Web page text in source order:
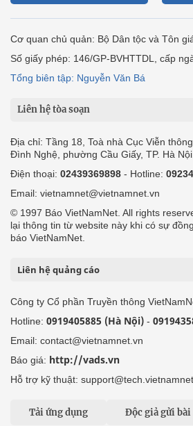
Cơ quan chủ quản: Bộ Dân tộc và Tôn
Số giấy phép: 146/GP-BVHTTDL, cấp
Tổng biên tập: Nguyễn Văn Bá
Liên hệ tòa soạn
Địa chỉ: Tầng 18, Toà nhà Cục Viễn
Đình Nghệ, phường Cầu Giấy, TP. Hà Nội.
Điện thoại: 02439369898 - Hotline:
Email: vietnamnet@vietnamnet.vn
© 1997 Báo VietNamNet. All rights
lại thông tin từ website này khi có sự
báo VietNamNet.
Liên hệ quảng cáo
Công ty Cổ phần Truyền thông
Hotline: 0919405885 (Hà Nội) -
Email: contact@vietnamnet.vn
Báo giá: http://vads.vn
Hỗ trợ kỹ thuật:
Tải ứng dụng Độc giả gửi bài